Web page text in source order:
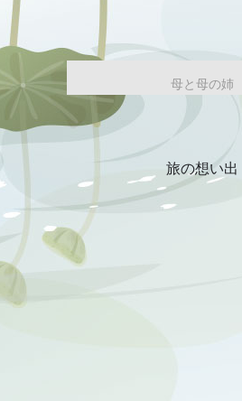
母と母の姉
旅の想い出